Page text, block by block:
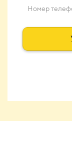
Номер